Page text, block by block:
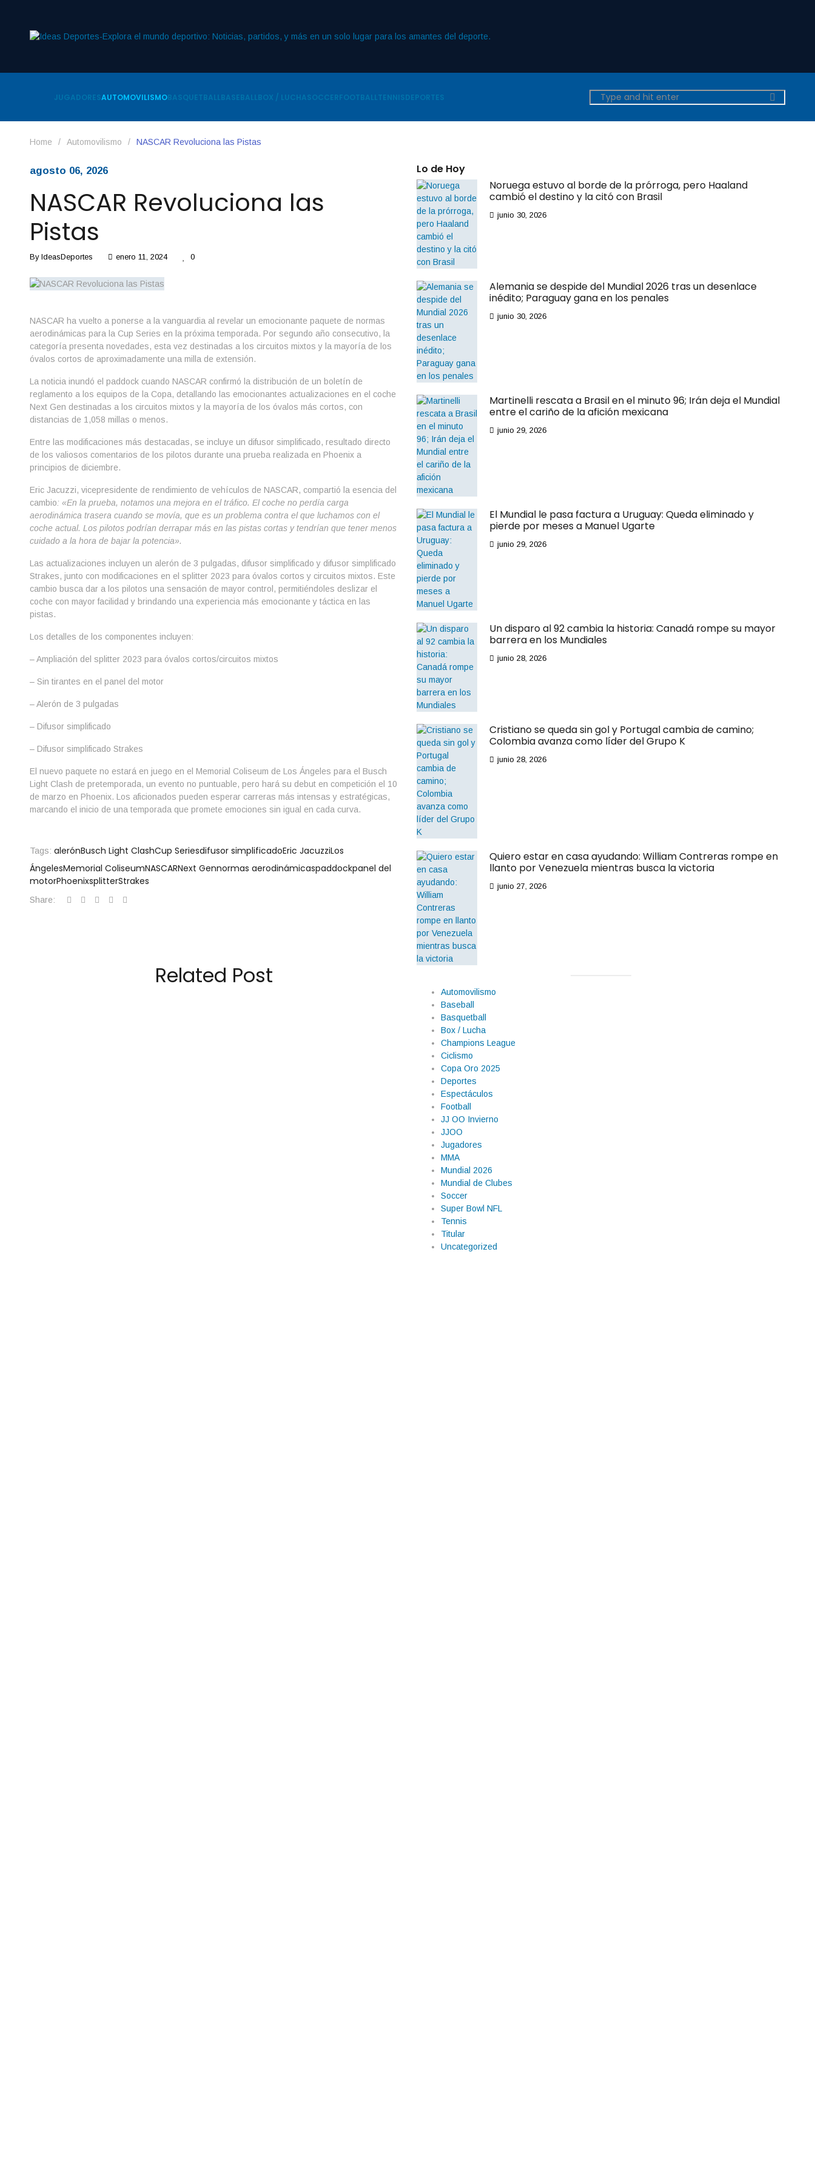
JUGADORESAUTOMOVILISMOBASQUETBALLBASEBALLBOX / LUCHASOCCERFOOTBALLTENNISDEPORTES
Home / Automovilismo / NASCAR Revoluciona las Pistas
agosto 06, 2026
NASCAR Revoluciona las
Pistas
By IdeasDeportes enero 11, 2024 0
NASCAR ha vuelto a ponerse a la vanguardia al revelar un emocionante paquete de normas
aerodinámicas para la Cup Series en la próxima temporada. Por segundo año consecutivo, la
categoría presenta novedades, esta vez destinadas a los circuitos mixtos y la mayoría de los
óvalos cortos de aproximadamente una milla de extensión.
La noticia inundó el paddock cuando NASCAR confirmó la distribución de un boletín de
reglamento a los equipos de la Copa, detallando las emocionantes actualizaciones en el coche
Next Gen destinadas a los circuitos mixtos y la mayoría de los óvalos más cortos, con
distancias de 1,058 millas o menos.
Entre las modificaciones más destacadas, se incluye un difusor simplificado, resultado directo
de los valiosos comentarios de los pilotos durante una prueba realizada en Phoenix a
principios de diciembre.
Eric Jacuzzi, vicepresidente de rendimiento de vehículos de NASCAR, compartió la esencia del
cambio: «En la prueba, notamos una mejora en el tráfico. El coche no perdía carga
aerodinámica trasera cuando se movía, que es un problema contra el que luchamos con el
coche actual. Los pilotos podrían derrapar más en las pistas cortas y tendrían que tener menos
cuidado a la hora de bajar la potencia».
Las actualizaciones incluyen un alerón de 3 pulgadas, difusor simplificado y difusor simplificado
Strakes, junto con modificaciones en el splitter 2023 para óvalos cortos y circuitos mixtos. Este
cambio busca dar a los pilotos una sensación de mayor control, permitiéndoles deslizar el
coche con mayor facilidad y brindando una experiencia más emocionante y táctica en las
pistas.
Los detalles de los componentes incluyen:
– Ampliación del splitter 2023 para óvalos cortos/circuitos mixtos
– Sin tirantes en el panel del motor
– Alerón de 3 pulgadas
– Difusor simplificado
– Difusor simplificado Strakes
El nuevo paquete no estará en juego en el Memorial Coliseum de Los Ángeles para el Busch
Light Clash de pretemporada, un evento no puntuable, pero hará su debut en competición el 10
de marzo en Phoenix. Los aficionados pueden esperar carreras más intensas y estratégicas,
marcando el inicio de una temporada que promete emociones sin igual en cada curva.
Tags: alerónBusch Light ClashCup Seriesdifusor simplificadoEric JacuzziLos
ÁngelesMemorial ColiseumNASCARNext Gennormas aerodinámicaspaddockpanel del
motorPhoenixsplitterStrakes
Share:
Related Post
Lo de Hoy
Noruega estuvo al borde de la prórroga, pero Haaland
cambió el destino y la citó con Brasil
junio 30, 2026
Alemania se despide del Mundial 2026 tras un desenlace
inédito; Paraguay gana en los penales
junio 30, 2026
Martinelli rescata a Brasil en el minuto 96; Irán deja el Mundial
entre el cariño de la afición mexicana
junio 29, 2026
El Mundial le pasa factura a Uruguay: Queda eliminado y
pierde por meses a Manuel Ugarte
junio 29, 2026
Un disparo al 92 cambia la historia: Canadá rompe su mayor
barrera en los Mundiales
junio 28, 2026
Cristiano se queda sin gol y Portugal cambia de camino;
Colombia avanza como líder del Grupo K
junio 28, 2026
Quiero estar en casa ayudando: William Contreras rompe en
llanto por Venezuela mientras busca la victoria
junio 27, 2026
Automovilismo
Baseball
Basquetball
Box / Lucha
Champions League
Ciclismo
Copa Oro 2025
Deportes
Espectáculos
Football
JJ OO Invierno
JJOO
Jugadores
MMA
Mundial 2026
Mundial de Clubes
Soccer
Super Bowl NFL
Tennis
Titular
Uncategorized